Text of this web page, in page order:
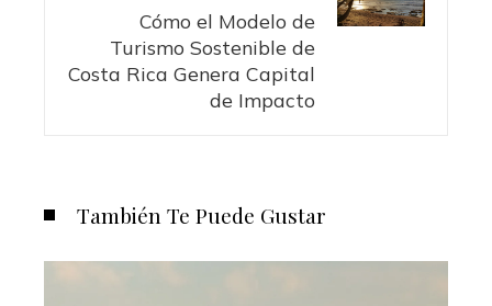
Cómo el Modelo de
Turismo Sostenible de
Costa Rica Genera Capital
de Impacto
También Te Puede Gustar